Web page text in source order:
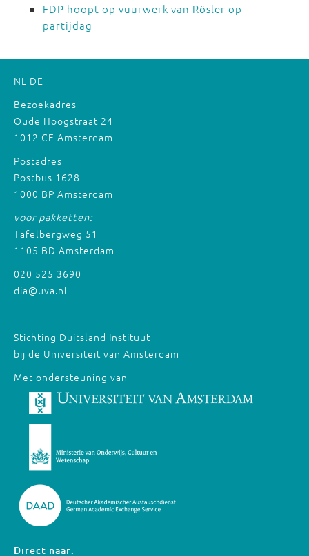
FDP hoopt op vuurwerk van Rösler op
partijdag
NL DE
Bezoekadres
Oude Hoogstraat 24
1012 CE Amsterdam
Postadres
Postbus 1628
1000 BP Amsterdam
voor pakketten:
Tafelbergweg 51
1105 BD Amsterdam
020 525 3690
dia@uva.nl
Stichting Duitsland Instituut
bij de Universiteit van Amsterdam
Met ondersteuning van
Direct naar: